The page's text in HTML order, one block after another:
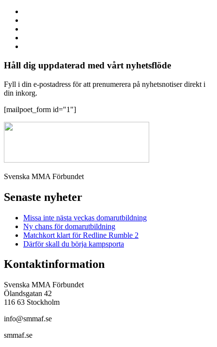
Håll dig uppdaterad med vårt nyhetsflöde
Fyll i din e-postadress för att prenumerera på nyhetsnotiser direkt i
din inkorg.
[mailpoet_form id="1"]
Svenska MMA Förbundet
Senaste nyheter
Missa inte nästa veckas domarutbildning
Ny chans för domarutbildning
Matchkort klart för Redline Rumble 2
Därför skall du börja kampsporta
Kontaktinformation
Svenska MMA Förbundet
Ölandsgatan 42
116 63 Stockholm
info@smmaf.se
smmaf.se